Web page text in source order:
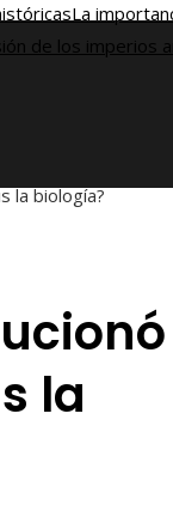
La
de los imperios
la biología?
la